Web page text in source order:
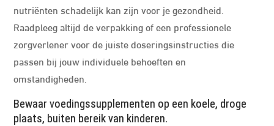
nutriënten schadelijk kan zijn voor je gezondheid.
Raadpleeg altijd de verpakking of een professionele
zorgverlener voor de juiste doseringsinstructies die
passen bij jouw individuele behoeften en
omstandigheden.
Bewaar voedingssupplementen op een koele, droge
plaats, buiten bereik van kinderen.